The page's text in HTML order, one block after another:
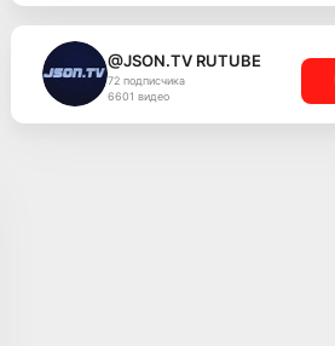
@JSON.TV RUTUBE
72 подписчика
6601 видео